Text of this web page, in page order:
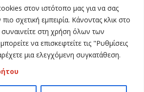
στον ιστότοπο μας για να σας
σχετική εμπειρία. Κάνοντας κλικ στο
στη χρήση όλων των
να επισκεφτείτε τις "Ρυθμίσεις
μια ελεγχόμενη συγκατάθεση.
| All Rights Reserved | Κατασκευή